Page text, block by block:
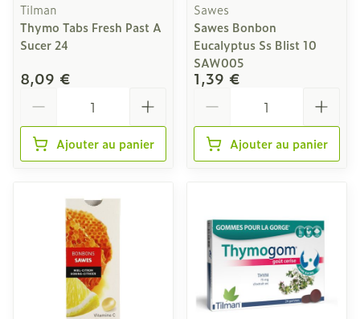
Tilman
Thymo Tabs Fresh Past A
Sucer 24
8,09 €
Ajouter au panier
Sawes
Sawes Bonbon
Eucalyptus Ss Blist 10
SAW005
1,39 €
Ajouter au panier